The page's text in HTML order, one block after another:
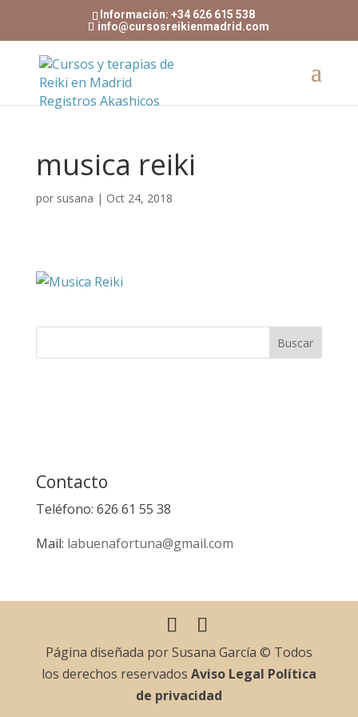
Información: +34 626 615 538
info@cursosreikienmadrid.com
musica reiki
por susana | Oct 24, 2018
Contacto
Teléfono: 626 61 55 38
Mail: labuenafortuna@gmail.com
Página diseñada por Susana García © Todos
los derechos reservados Aviso Legal Política
de privacidad